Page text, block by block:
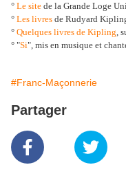
° Le site de la Grande Loge
° Les livres de Rudyard
° Quelques livres de Kipling,
° "Si", mis en musique et
#Franc-Maçonnerie
Partager